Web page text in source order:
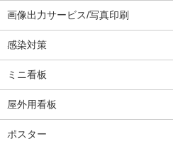
画像出力サービス/写真印刷
感染対策
ミニ看板
屋外用看板
ポスター